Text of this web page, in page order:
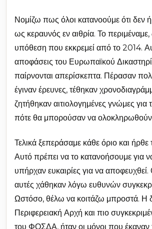
Νομίζω πως όλοι κατανοούμε ότι δεν
ως κεραυνός εν αιθρία. Το περιμέναμε,
υπόθεση που εκκρεμεί από το 2014.
αποφάσεις του Ευρωπαϊκού
παίρνονται απερίσκεπτα. Πέρασαν
έγιναν έρευνες, τέθηκαν
ζητήθηκαν αιτιολογημένες γνώμες για
πότε θα μπορούσαν να ολοκληρωθούν
Τελικά ξεπεράσαμε κάθε όριο και ήρθε
Αυτό πρέπει να το κατανοήσουμε για
υπήρχαν ευκαιρίες για να αποφευχθεί.
αυτές χάθηκαν λόγω ευθυνών
Ωστόσο, θέλω να κοιτάζω μπροστά. Η
Περιφερειακή Αρχή και πιο
του ΦΟΣΔΑ, ήταν οι μόνοι που έκαναν